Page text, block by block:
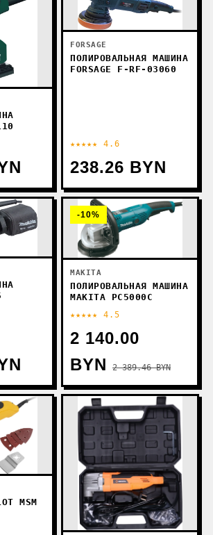
FORSAGE
ПОЛИРОВАЛЬНАЯ МАШИНА
FORSAGE F-RF-03060
★★★★★ 4.6
238.26 BYN
-10%
MAKITA
ПОЛИРОВАЛЬНАЯ МАШИНА
MAKITA PC5000C
★★★★★ 4.5
2 140.00
BYN
2 389.46 BYN
MSM